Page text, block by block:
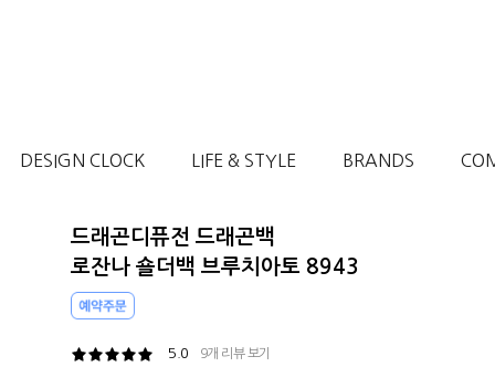
DESIGN CLOCK LIFE & STYLE BRANDS
드래곤디퓨전 드래곤백
로잔나 숄더백 브루치아토 8943
5.0 9개 리뷰 보기